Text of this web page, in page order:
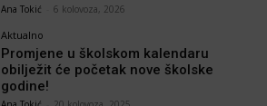
Ana Tokić 6 kolovoza, 2026
Aktualno
Promjene u školskom kalendaru
obilježit će početak nove školske
godine!